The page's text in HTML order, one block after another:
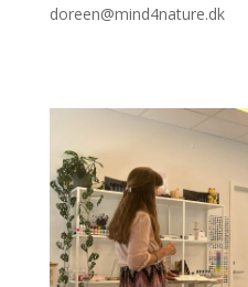
doreen@mind4nature.dk